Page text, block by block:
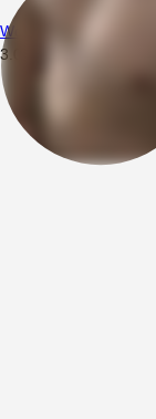
Wojciech94
3.05.2026